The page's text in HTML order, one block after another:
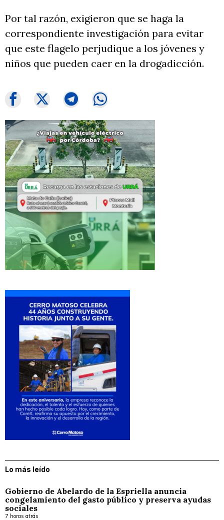
Por tal razón, exigieron que se haga la
correspondiente investigación para evitar
que este flagelo perjudique a los jóvenes y
niños que pueden caer en la drogadicción.
Lo más leído
Gobierno de Abelardo de la Espriella anuncia
congelamiento del gasto público y preserva ayudas
sociales
7 horas atrás